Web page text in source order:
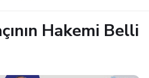
Hakemi Belli